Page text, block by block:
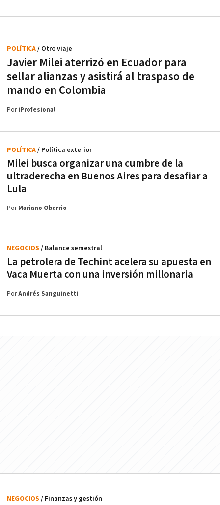
Javier Milei aterrizó en Ecuador para
sellar alianzas y asistirá al traspaso de
mando en Colombia
POLÍTICA/ Otro viaje
PoriProfesional
Milei busca organizar una cumbre de la
ultraderecha en Buenos Aires para desafiar a
Lula
POLÍTICA/ Política exterior
PorMariano Obarrio
La petrolera de Techint acelera su apuesta en
Vaca Muerta con una inversión millonaria
NEGOCIOS / Balance semestral
PorAndrés Sanguinetti
NEGOCIOS / Finanzas y gestión